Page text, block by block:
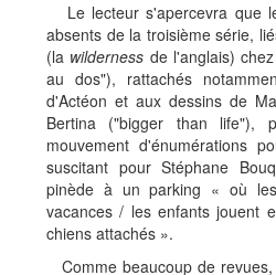
Le lecteur s'apercevra que
absents de la troisième série,
(la wilderness de l'anglais)
au dos"), rattachés
d'Actéon et aux dessins de
Bertina ("bigger than life"),
mouvement d'énumérations
suscitant pour Stéphane
pinède à un parking « où
vacances / les enfants jouent
chiens attachés ».
Comme beaucoup de